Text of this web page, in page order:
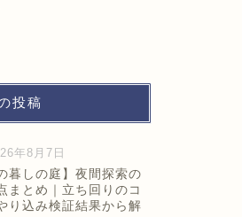
投稿
年8月7日
暮しの庭】夜間探索の
まとめ｜立ち回りのコ
り込み検証結果から解